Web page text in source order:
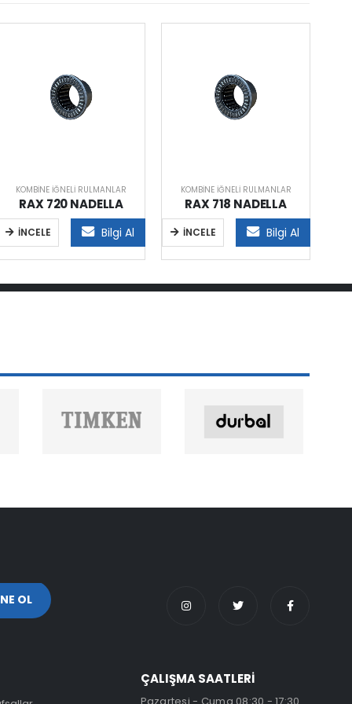
KOMBINE İĞNELI RULMANLAR
RAX 720 NADELLA
İNCELE Bilgi Al
KOMBINE İĞNELI RULMANLAR
RAX 718 NADELLA
İNCELE Bilgi Al
ÇALIŞMA SAATLERİ